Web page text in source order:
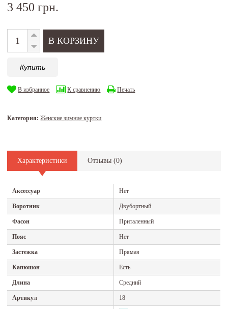
3 450 грн.
Купить
В избранное К сравнению Печать
Категория:Женские зимние куртки
Характеристики Отзывы (0)
Аксессуар Нет
Воротник Двубортный
Фасон Приталенный
Пояс Нет
Застежка Прямая
Капюшон Есть
Длина Средний
Артикул 18